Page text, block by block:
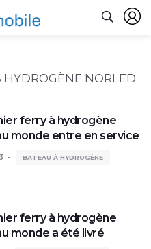
HYDROGÈNE NORLED
ferry à hydrogène
monde entre en service
BATEAU À HYDROGÈNE
ferry à hydrogène
monde a été livré